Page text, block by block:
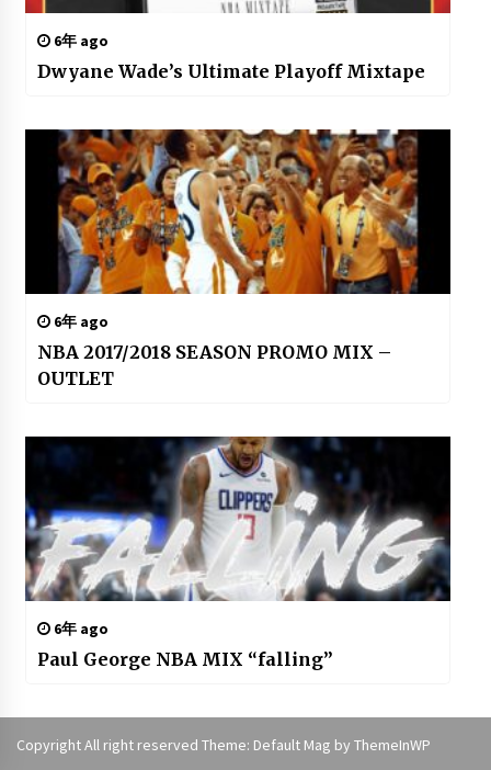
6年 ago
Dwyane Wade’s Ultimate Playoff Mixtape
6年 ago
NBA 2017/2018 SEASON PROMO MIX –
OUTLET
6年 ago
Paul George NBA MIX “falling”
Copyright All right reserved Theme: Default Mag by ThemeInWP